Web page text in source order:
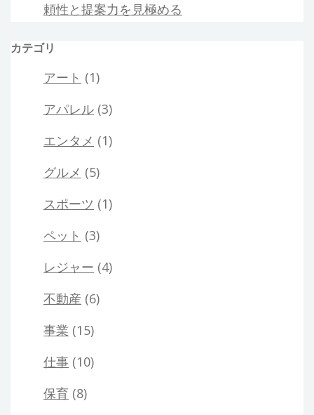
頼性と提案力を見極める
カテゴリ
アート (1)
アパレル (3)
エンタメ (1)
グルメ (5)
スポーツ (1)
ペット (3)
レジャー (4)
不動産 (6)
事業 (15)
仕事 (10)
保育 (8)